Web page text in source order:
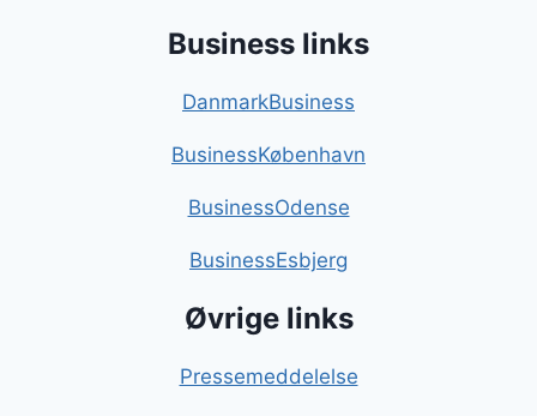
Business links
DanmarkBusiness
BusinessKøbenhavn
BusinessOdense
BusinessEsbjerg
Øvrige links
Pressemeddelelse